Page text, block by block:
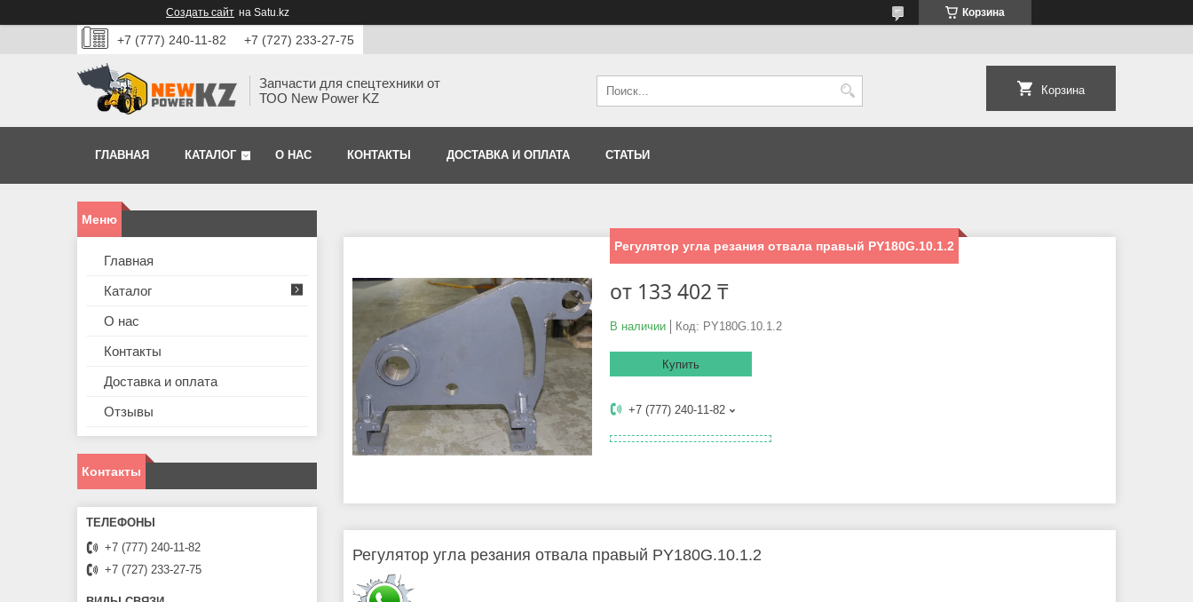
Создать сайт на Satu.kz Корзина
+7 (777) 240-11-82 +7 (727) 233-27-75
Запчасти для спецтехники от
ТОО New Power KZ
Корзина
ГЛАВНАЯ КАТАЛОГ О НАС КОНТАКТЫ ДОСТАВКА И ОПЛАТА СТАТЬИ
Регулятор угла резания отвала правый PY180G.10.1.2
от 133 402 ₸
В наличии Код: PY180G.10.1.2
Купить
+7 (777) 240-11-82
Регулятор угла резания отвала правый PY180G.10.1.2
Главная
Каталог
О нас
Контакты
Доставка и оплата
Отзывы
Контакты
+7 (777) 240-11-82
+7 (727) 233-27-75